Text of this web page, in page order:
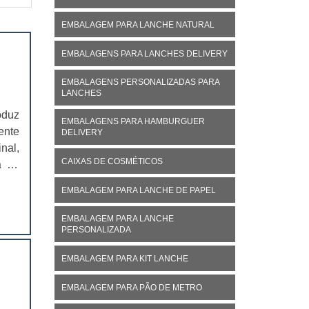
no
EMBALAGEM PARA LANCHE NATURAL
EMBALAGENS PARA LANCHES DELIVERY
EMBALAGENS PERSONALIZADAS PARA
LANCHES
EMBALAGENS PARA HAMBURGUER
DELIVERY
CAIXAS DE COSMÉTICOS
EMBALAGEM PARA LANCHE DE PAPEL
EMBALAGEM PARA LANCHE
PERSONALIZADA
EMBALAGEM PARA KIT LANCHE
EMBALAGEM PARA PÃO DE METRO